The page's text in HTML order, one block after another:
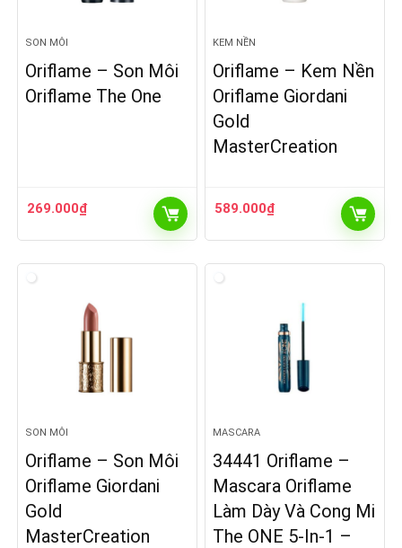
SON MÔI
Oriflame – Son Môi
Oriflame The One
269.000₫
KEM NỀN
Oriflame – Kem Nền
Oriflame Giordani
Gold
MasterCreation
589.000₫
SON MÔI
Oriflame – Son Môi
Oriflame Giordani
Gold
MasterCreation
MASCARA
34441 Oriflame –
Mascara Oriflame
Làm Dày Và Cong Mi
The ONE 5-In-1 –